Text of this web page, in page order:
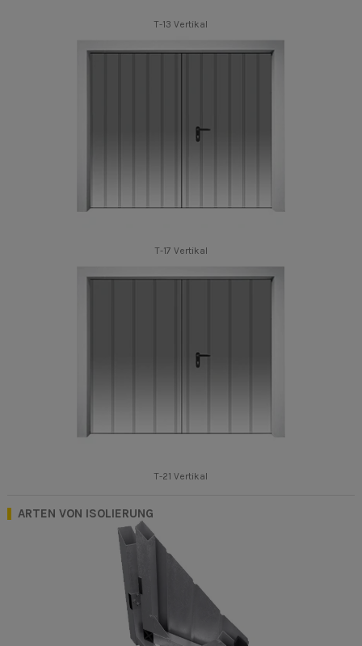
T-13 Vertikal
T-17 Vertikal
T-21 Vertikal
ARTEN VON ISOLIERUNG